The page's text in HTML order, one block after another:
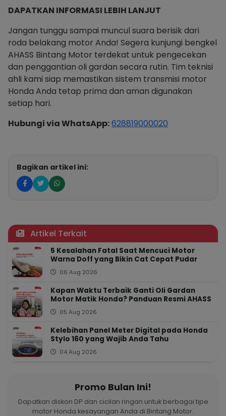
DAPATKAN INFORMASI LEBIH LANJUT
Jangan tunggu sampai muncul suara berisik dari
roda belakang motor Anda! Segera kunjungi bengkel
AHASS Bintang Motor terdekat untuk pengecekan
dan penggantian oli gardan secara rutin. Tim teknisi
ahli kami siap memastikan sistem transmisi motor
Honda Anda tetap prima dan aman digunakan
setiap hari.
Hubungi via WhatsApp:628819000020
Bagikan artikel ini:
Artikel Terkait
5 Kesalahan Fatal Saat Mencuci Motor
Warna Doff yang Bikin Cat Cepat Pudar
06 Aug 2026
Kapan Waktu Terbaik Ganti Oli Gardan
Motor Matik Honda? Panduan Resmi AHASS
05 Aug 2026
Kelebihan Panel Meter Digital pada Honda
Stylo 160 yang Wajib Anda Tahu
04 Aug 2026
Promo Bulan Ini!
Dapatkan diskon DP dan cicilan ringan untuk berbagai tipe
motor Honda kesayangan Anda di Bintang Motor.